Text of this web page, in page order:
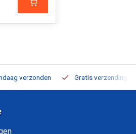
verzonden Gratis verzending